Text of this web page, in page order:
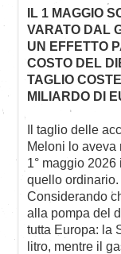
IL 1 MAGGIO
VARATO DAL
UN EFFETTO
COSTO DEL
TAGLIO
MILIARDO DI
Il taglio delle
Meloni lo aveva
1° maggio
quello ordinario.
Considerando
alla pompa del
tutta Europa: la
litro, mentre il